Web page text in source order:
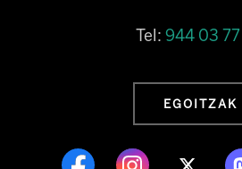
Tel: 944 03
EGOITZAK